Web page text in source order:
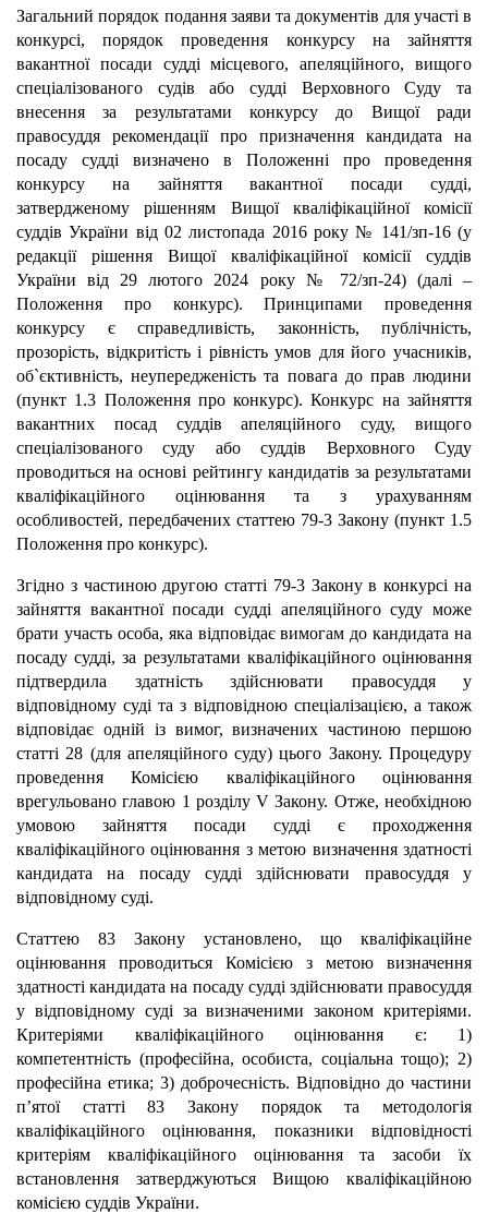
Загальний порядок подання заяви та документів для участі в
конкурсі, порядок проведення конкурсу на зайняття
вакантної посади судді місцевого, апеляційного, вищого
спеціалізованого судів або судді Верховного Суду та
внесення за результатами конкурсу до Вищої ради
правосуддя рекомендації про призначення кандидата на
посаду судді визначено в Положенні про проведення
конкурсу на зайняття вакантної посади судді,
затвердженому рішенням Вищої кваліфікаційної комісії
суддів України від 02 листопада 2016 року № 141/зп-16 (у
редакції рішення Вищої кваліфікаційної комісії суддів
України від 29 лютого 2024 року № 72/зп-24) (далі –
Положення про конкурс). Принципами проведення
конкурсу є справедливість, законність, публічність,
прозорість, відкритість і рівність умов для його учасників,
об`єктивність, неупередженість та повага до прав людини
(пункт 1.3 Положення про конкурс). Конкурс на зайняття
вакантних посад суддів апеляційного суду, вищого
спеціалізованого суду або суддів Верховного Суду
проводиться на основі рейтингу кандидатів за результатами
кваліфікаційного оцінювання та з урахуванням
особливостей, передбачених статтею 79-3 Закону (пункт 1.5
Положення про конкурс).
Згідно з частиною другою статті 79-3 Закону в конкурсі на
зайняття вакантної посади судді апеляційного суду може
брати участь особа, яка відповідає вимогам до кандидата на
посаду судді, за результатами кваліфікаційного оцінювання
підтвердила здатність здійснювати правосуддя у
відповідному суді та з відповідною спеціалізацією, а також
відповідає одній із вимог, визначених частиною першою
статті 28 (для апеляційного суду) цього Закону. Процедуру
проведення Комісією кваліфікаційного оцінювання
врегульовано главою 1 розділу V Закону. Отже, необхідною
умовою зайняття посади судді є проходження
кваліфікаційного оцінювання з метою визначення здатності
кандидата на посаду судді здійснювати правосуддя у
відповідному суді.
Статтею 83 Закону установлено, що кваліфікаційне
оцінювання проводиться Комісією з метою визначення
здатності кандидата на посаду судді здійснювати правосуддя
у відповідному суді за визначеними законом критеріями.
Критеріями кваліфікаційного оцінювання є: 1)
компетентність (професійна, особиста, соціальна тощо); 2)
професійна етика; 3) доброчесність. Відповідно до частини
п’ятої статті 83 Закону порядок та методологія
кваліфікаційного оцінювання, показники відповідності
критеріям кваліфікаційного оцінювання та засоби їх
встановлення затверджуються Вищою кваліфікаційною
комісією суддів України.